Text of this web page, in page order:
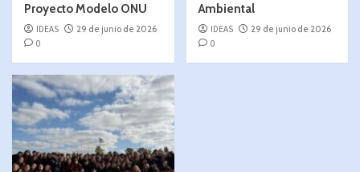
Proyecto Modelo ONU
IDEAS
29 de junio de 2026
0
Ambiental
IDEAS
29 de junio de 2026
0